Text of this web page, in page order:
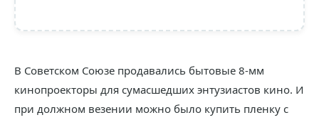
В Советском Союзе продавались бытовые 8-мм
кинопроекторы для сумасшедших энтузиастов кино. И
при должном везении можно было купить пленку с